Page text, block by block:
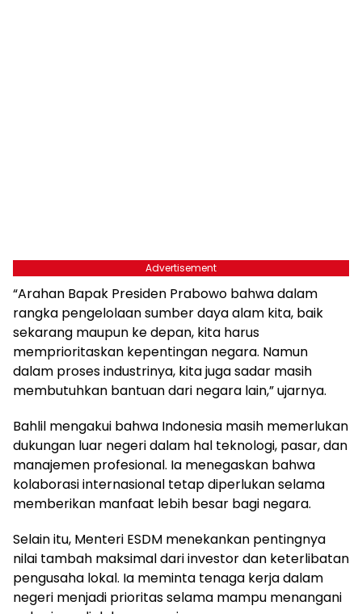
Advertisement
“Arahan Bapak Presiden Prabowo bahwa dalam
rangka pengelolaan sumber daya alam kita, baik
sekarang maupun ke depan, kita harus
memprioritaskan kepentingan negara. Namun
dalam proses industrinya, kita juga sadar masih
membutuhkan bantuan dari negara lain,” ujarnya.
Bahlil mengakui bahwa Indonesia masih memerlukan
dukungan luar negeri dalam hal teknologi, pasar, dan
manajemen profesional. Ia menegaskan bahwa
kolaborasi internasional tetap diperlukan selama
memberikan manfaat lebih besar bagi negara.
Selain itu, Menteri ESDM menekankan pentingnya
nilai tambah maksimal dari investor dan keterlibatan
pengusaha lokal. Ia meminta tenaga kerja dalam
negeri menjadi prioritas selama mampu menangani